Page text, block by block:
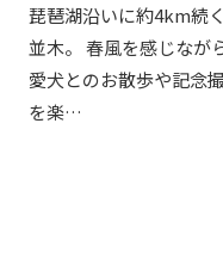
琵琶湖沿いに約4km続
並木。 春風を感じなが
愛犬とのお散歩や記念
を楽…